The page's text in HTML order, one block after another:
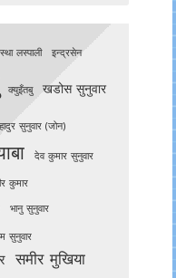
लस्पाली इन्द्रसेन
क्युइँतबु खडोस सुनुवार
सुनुवार (जोन)
देव कुमार सुनुवार
कुमार
भानु सुनुवार
सुनुवार
समीर मुखिया